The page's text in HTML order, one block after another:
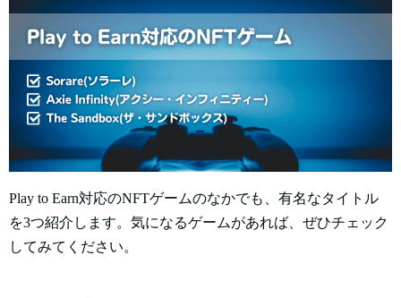
Play to Earn対応のNFTゲームのなかでも、有名なタイトル
を3つ紹介します。気になるゲームがあれば、ぜひチェック
してみてください。